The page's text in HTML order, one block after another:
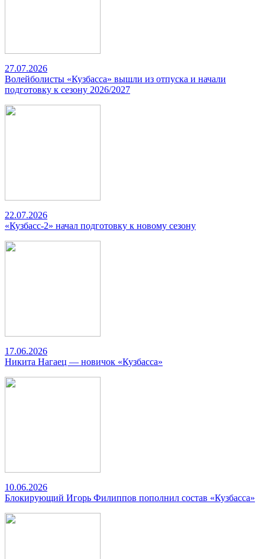
27.07.2026
Волейболисты «Кузбасса» вышли из отпуска и начали
подготовку к сезону 2026/2027
22.07.2026
«Кузбасс-2» начал подготовку к новому сезону
17.06.2026
Никита Нагаец — новичок «Кузбасса»
10.06.2026
Блокирующий Игорь Филиппов пополнил состав «Кузбасса»